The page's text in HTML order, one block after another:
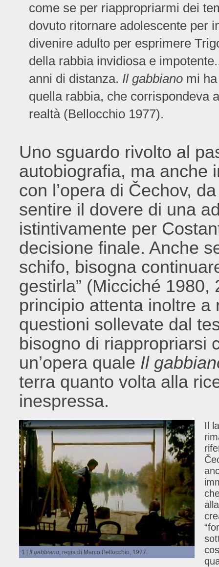
come se per riappropriarmi dei
dovuto ritornare adolescente per
divenire adulto per esprimere
della rabbia invidiosa e
anni di distanza. Il gabbiano mi
quella rabbia, che corrispondeva
realtà (Bellocchio 1977).
Uno sguardo rivolto al
autobiografia, ma anche
con l’opera di Čechov,
sentire il dovere di una
istintivamente per
decisione finale. Anche
schifo, bisogna
gestirla” (Micciché
principio attenta inoltre a
questioni sollevate dal
bisogno di riappropriarsi
un’opera quale Il
terra quanto volta alla
inespressa.
1 |Il gabbiano , regia di Marco Bellocchio, 1977.
Il